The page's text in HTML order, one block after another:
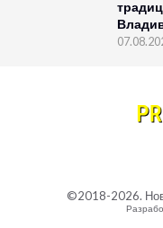
©2018-2026.